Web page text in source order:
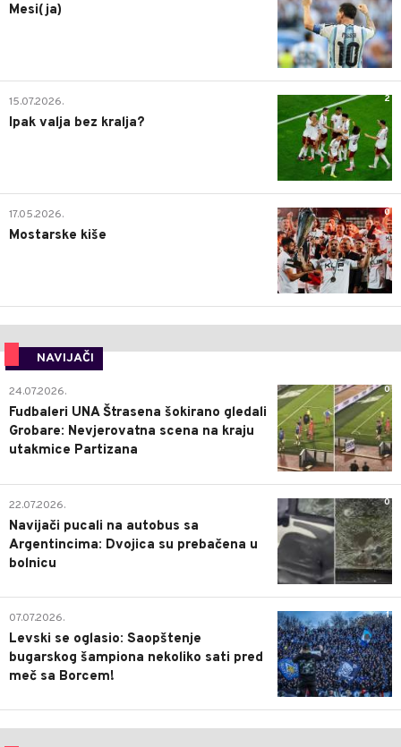
Mesi(ja)
2
15.07.2026.
Ipak valja bez kralja?
0
17.05.2026.
Mostarske kiše
NAVIJAČI
0
24.07.2026.
Fudbaleri UNA Štrasena šokirano gledali
Grobare: Nevjerovatna scena na kraju
utakmice Partizana
0
22.07.2026.
Navijači pucali na autobus sa
Argentincima: Dvojica su prebačena u
bolnicu
1
07.07.2026.
Levski se oglasio: Saopštenje
bugarskog šampiona nekoliko sati pred
meč sa Borcem!